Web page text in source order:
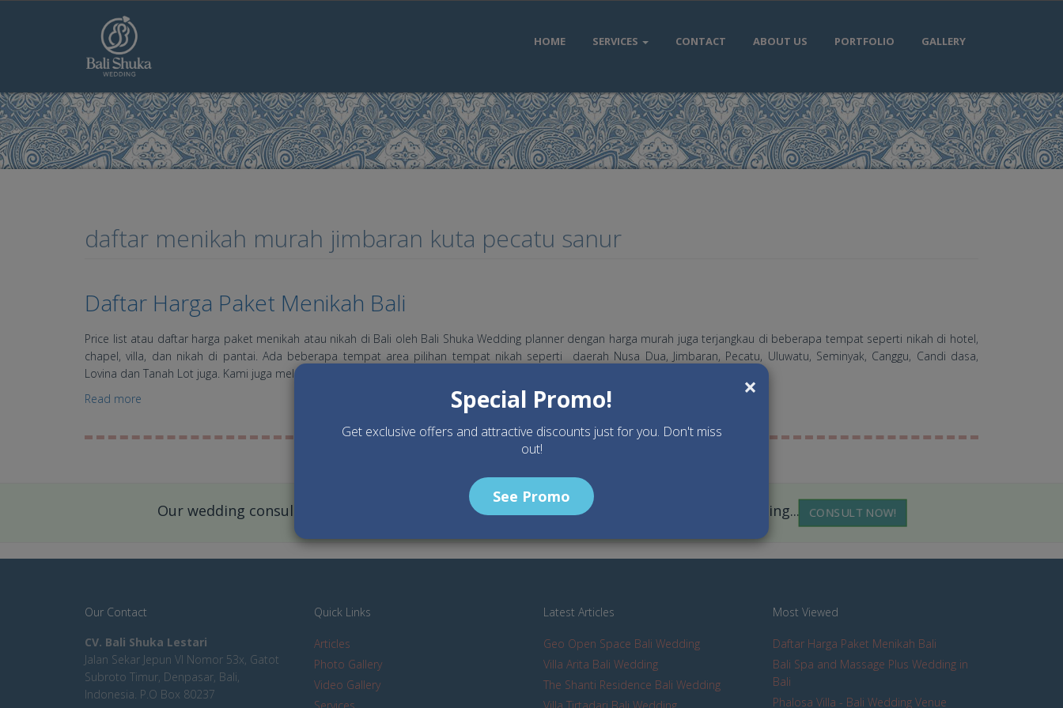
HOME SERVICES CONTACT ABOUT US PORTFOLIO GALLERY
daftar menikah murah jimbaran kuta pecatu sanur
Daftar Harga Paket Menikah Bali
Price list atau daftar harga paket menikah atau nikah di Bali oleh Bali Shuka Wedding planner dengan harga murah juga terjangkau di beberapa tempat seperti nikah di hotel,
chapel, villa, dan nikah di pantai. Ada beberapa tempat area pilihan tempat nikah seperti daerah Nusa Dua, Jimbaran, Pecatu, Uluwatu, Seminyak, Canggu, Candi dasa,
Lovina dan Tanah Lot juga. Kami juga melayani paket nikah custom sesuai dengan kebutuhan pernikahan anda.
Read more
Our wedding consultant is more than happy to talk with you, your dream wedding is waiting... CONSULT NOW!
Our Contact
CV. Bali Shuka Lestari
Jalan Sekar Jepun VI Nomor 53x, Gatot
Subroto Timur, Denpasar, Bali,
Indonesia. P.O Box 80237
×
Special Promo!
Get exclusive offers and attractive discounts just for you. Don't miss
out!
See Promo
Quick Links
Articles
Photo Gallery
Video Gallery
Latest Articles
Geo Open Space Bali Wedding
Villa Arita Bali Wedding
The Shanti Residence Bali Wedding
Most Viewed
Daftar Harga Paket Menikah Bali
Bali Spa and Massage Plus Wedding in
Bali
Phalosa Villa - Bali Wedding Venue